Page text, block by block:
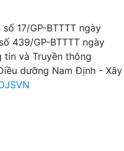
17/GP-BTTTT ngày
439/GP-BTTTT ngày
tin và Truyền thông
dưỡng Nam Định - Xây